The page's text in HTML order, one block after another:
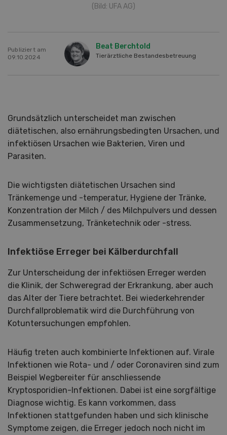
(Bild: UFA AG)
Publiziert am
09.10.2024
Beat Berchtold
Tierärztliche Bestandesbetreuung
Grundsätzlich unterscheidet man zwischen
diätetischen, also ernährungsbedingten Ursachen, und
infektiösen Ursachen wie Bakterien, Viren und
Parasiten.
Die wichtigsten diätetischen Ursachen sind
Tränkemenge und -temperatur, Hygiene der Tränke,
Konzentration der Milch / des Milchpulvers und dessen
Zusammensetzung, Tränketechnik oder -stress.
Infektiöse Erreger bei Kälberdurchfall
Zur Unterscheidung der infektiösen Erreger werden
die Klinik, der Schweregrad der Erkrankung, aber auch
das Alter der Tiere betrachtet. Bei wiederkehrender
Durchfallproblematik wird die Durchführung von
Kotuntersuchungen empfohlen.
Häufig treten auch kombinierte Infektionen auf. Virale
Infektionen wie Rota- und / oder Coronaviren sind zum
Beispiel Wegbereiter für anschliessende
Kryptosporidien-Infektionen. Dabei ist eine sorgfältige
Diagnose wichtig. Es kann vorkommen, dass
Infektionen stattgefunden haben und sich klinische
Symptome zeigen, die Erreger jedoch noch nicht im